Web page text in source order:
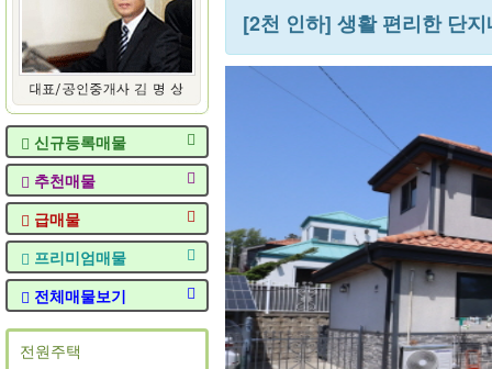
신규등록매물
추천매물
급매물
프리미엄매물
전체매물보기
전원주택
[2천 인하] 생활 편리한 단